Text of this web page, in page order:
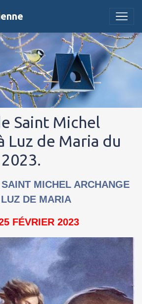
Saint Michel
Luz de Maria du
MICHEL ARCHANGE
DE MARIA
FÉVRIER 2023